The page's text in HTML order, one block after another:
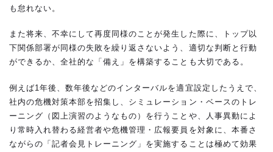
も怠れない。
また将来、不幸にして再度同様のことが発生した際に、トップ以
下関係部署が同様の失敗を繰り返さないよう、適切な判断と行動
ができるか、全社的な「備え」を構築することも大切である。
例えば1年後、数年後などのインターバルを適宜設定したうえで、
社内の危機対策本部を招集し、シミュレーション・ベースのトレ
ーニング（図上演習のようなもの）を行うことや、人事異動によ
り常時入れ替わる経営者や危機管理・広報要員を対象に、本番さ
ながらの「記者会見トレーニング」を実施することは極めて効果